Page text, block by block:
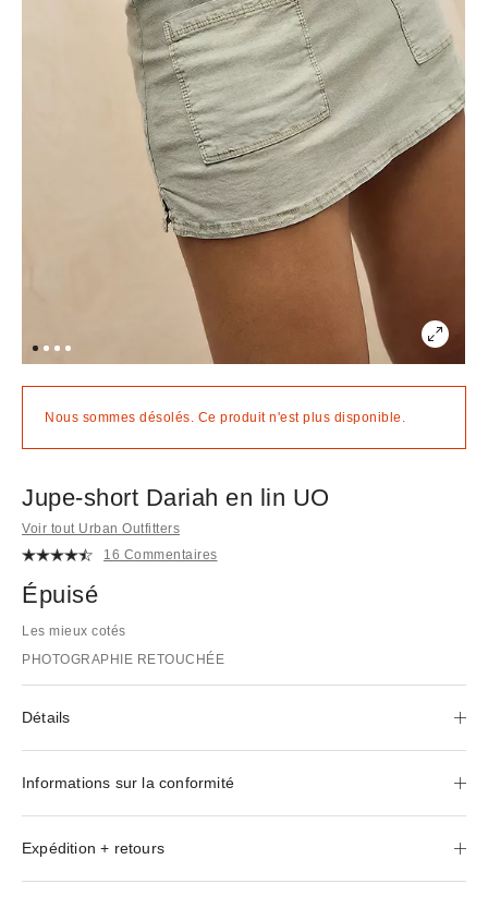
Nous sommes désolés. Ce produit n'est plus disponible.
Jupe-short Dariah en lin UO
Voir tout Urban Outfitters
16 Commentaires
Épuisé
Les mieux cotés
PHOTOGRAPHIE RETOUCHÉE
Détails
Informations sur la conformité
Expédition + retours